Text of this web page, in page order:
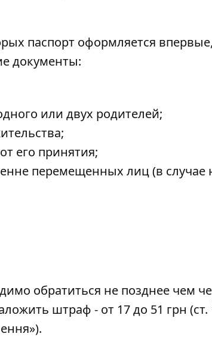
паспорт оформляется впервые,
документы:
или двух родителей;
его принятия;
перемещенных лиц (в случае
обратиться не позднее чем
штраф - от 17 до 51 грн
»).